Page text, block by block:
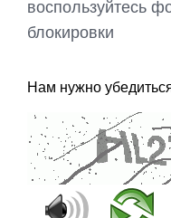
воспользуйтесь
блокировки
Нам нужно